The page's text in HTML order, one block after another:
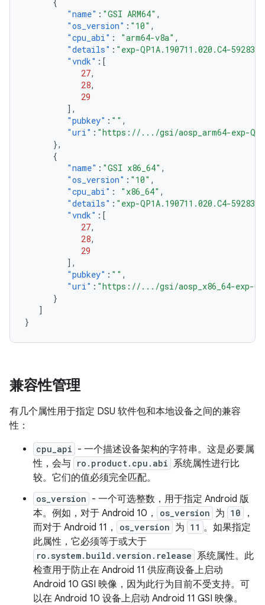
"name" : "GSI ARM64" ,
"os_version" : "10" ,
"cpu_abi" : "arm64-v8a" ,
"details" : "exp-QP1A.190711.020.C4-
"vndk" :[
27,
28,
29
],
"pubkey" : "" ,
"uri" : "https://.../gsi/aosp_arm64-exp-
},
{
"name" : "GSI x86_64" ,
"os_version" : "10" ,
"cpu_abi" : "x86_64" ,
"details" : "exp-QP1A.190711.020.C4-
"vndk" :[
27,
28,
29
],
"pubkey" : "" ,
"uri" : "https://.../gsi/aosp_x86_64-exp-
}
]
}
兼容性管理
有几个属性用于指定 DSU 软件包和本地设备之间的兼容
性：
cpu_api - 一个描述设备架构的字符串。这是必要属
性，会与 ro.product.cpu.abi 系统属性进行比
较。它们的值必须完全匹配。
os_version - 一个可选整数，用于指定 Android 版
本。例如，对于 Android 10，
os_version 为 10
，
而对于 Android 11，
os_version 为 11 。如果指定
此属性，它必须等于或大于
ro.system.build.version.release 系统属性。此
检查用于防止在 Android 11 供应商设备上启动
Android 10 GSI 映像，因为此行为目前不受支持。可
以在 Android 10 设备上启动 Android 11 GSI 映像。